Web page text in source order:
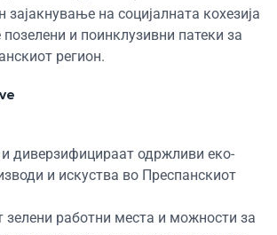
зајакнување на социјалната кохезија
и поинклузивни патеки за
регион.
и диверзифицираат одржливи еко-
и искуства во Преспанскиот
зелени работни места и можности за